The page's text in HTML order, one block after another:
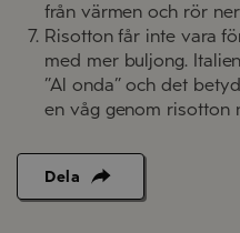
från värmen och rör
Risotton får inte vara
med mer buljong.
”Al onda” och det
en våg genom risotton
Dela